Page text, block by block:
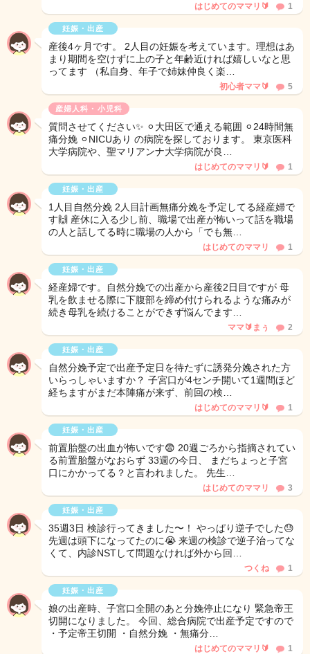
はじめてのママリ🔰 1
妊娠・出産
産後4ヶ月です。 2人目の妊娠を考えています。理想はあ
まり期間を空けずに上の子と年齢近ければ嬉しいなと思
ってます （私自身、年子で姉妹仲良く楽…
初心者ママ🔰 5
産婦人科・小児科
質問させてください✨ ⚪︎大田区で通える範囲 ⚪︎24時間無
痛分娩 ⚪︎NICUあり の病院を探しております。 東京医科
大学病院や、聖マリアンナ大学病院が良…
はじめてのママリ🔰 1
妊娠・出産
1人目自然分娩 2人目計画無痛分娩を予定してる経産婦で
す🙌 産休に入る少し前、職場で出産が怖いって話を職場
の人と話してる時に職場の人から「でも無…
はじめてのママリ 1
妊娠・出産
経産婦です。自然分娩での出産から産後2日目ですが 母
乳を飲ませる際に下腹部を締め付けられるような痛みが
続き母乳を続けることができず悩んでます…
ママ🔰まぅ 2
妊娠・出産
自然分娩予定で出産予定日を待たずに誘発分娩された方
いらっしゃいますか？ 子宮口が4センチ開いて1週間ほど
経ちますがまだ本陣痛が来ず、前回の検…
はじめてのママリ🔰 1
妊娠・出産
前置胎盤の出血が怖いです😨 20週ごろから指摘されてい
る前置胎盤がなおらず 33週の今日、 まだちょっと子宮
口にかかってる？と言われました。 先生…
はじめてのママリ 3
妊娠・出産
35週3日 検診行ってきました〜！ やっぱり逆子でした😓
先週は頭下になってたのに😭 来週の検診で逆子治ってな
くて、内診NSTして問題なければ外から回…
つくね 1
妊娠・出産
娘の出産時、子宮口全開のあと分娩停止になり 緊急帝王
切開になりました。 今回、総合病院で出産予定ですので
・予定帝王切開 ・自然分娩 ・無痛分…
はじめてのママリ🔰 1